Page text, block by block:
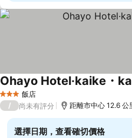
3 星級 飯店
Ohayo Hotel·kaike・
/ 尚未有評分 距離市中心 12.6 公
選擇日期，查看確切價格